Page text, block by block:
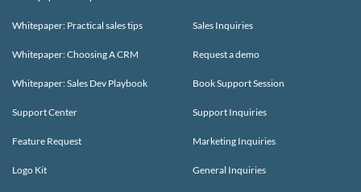
Whitepaper: Practical sales tips
Whitepaper: Choosing A CRM
Whitepaper: Sales Dev Playbook
Support Center
Feature Request
Logo Kit
Sales Inquiries
Request a demo
Book Support Session
Support Inquiries
Marketing Inquiries
General Inquiries